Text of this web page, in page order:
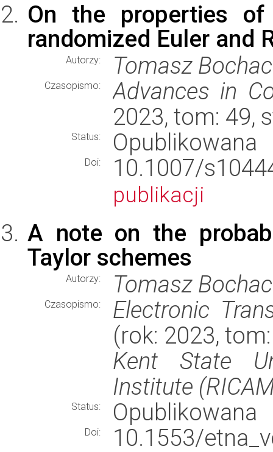
On the properties
randomized Euler and
Autorzy: Tomasz
Czasopismo:
Advances in
2023, tom: 49,
Status: Opublikowana
Doi: 10.1007/
publikacji
A note on the
Taylor schemes
Autorzy: Tomasz
Czasopismo:
Electronic
(rok: 2023,
Kent State
Institute
Status: Opublikowana
Doi: 10.1553/